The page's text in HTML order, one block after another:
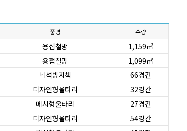
품명 수량
용접철망
1,159㎡
용접철망
1,099㎡
낙석방지책
66경간
디자인형울타리
32경간
메시형울타리
27경간
디자인형울타리
54경간